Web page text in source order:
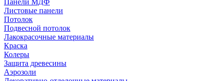
Панели МДФ
Листовые панели
Потолок
Подвесной потолок
Лакокрасочные материалы
Краска
Колеры
Защита древесины
Аэрозоли